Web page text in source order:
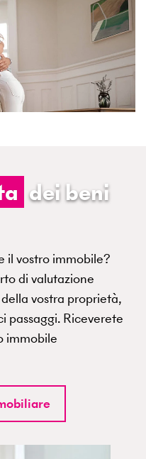
dei beni
il vostro immobile?
di valutazione
vostra proprietà,
passaggi. Riceverete
immobile